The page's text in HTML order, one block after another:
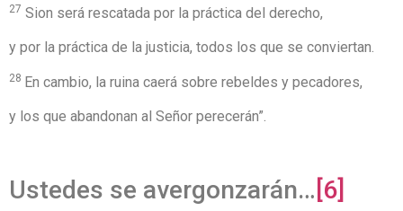
27 Sion será rescatada por la práctica del derecho,
y por la práctica de la justicia, todos los que se conviertan.
28 En cambio, la ruina caerá sobre rebeldes y pecadores,
y los que abandonan al Señor perecerán”.
Ustedes se avergonzarán… [6]